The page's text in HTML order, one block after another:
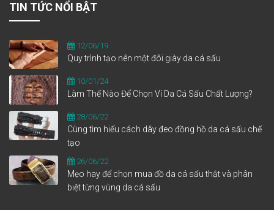
TIN TỨC NỔI BẬT
12/06/19
Quy trình tạo nên một đôi giày da cá sấu
10/01/24
Làm Thế Nào Để Chọn Ví Da Cá Sấu Chất Lượng?
28/06/22
Cùng tìm hiểu cách dây đeo đồng hồ da cá sấu chế
tạo
26/06/22
Mẹo hay để chọn mua đồ da cá sấu thật và phân
biệt từng vùng da cá sấu